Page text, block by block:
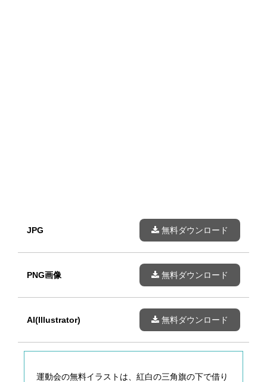
JPG 無料ダウンロード
PNG画像 無料ダウンロード
AI(Illustrator) 無料ダウンロード
運動会の無料イラストは、紅白の三角旗の下で借り